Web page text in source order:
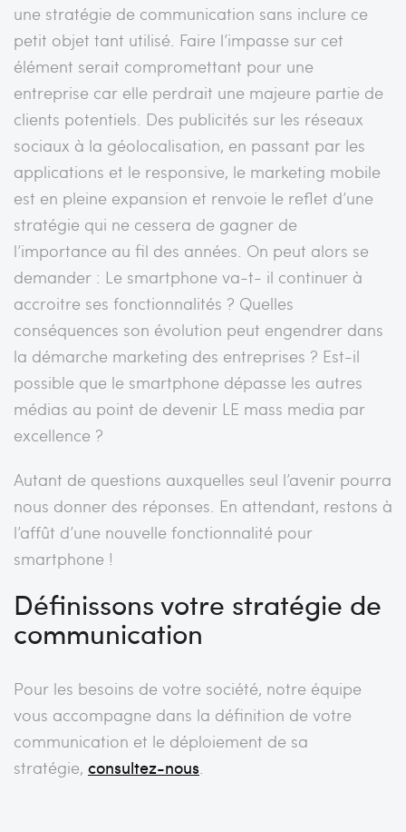
une stratégie de communication sans inclure ce
petit objet tant utilisé. Faire l’impasse sur cet
élément serait compromettant pour une
entreprise car elle perdrait une majeure partie de
clients potentiels. Des publicités sur les réseaux
sociaux à la géolocalisation, en passant par les
applications et le responsive, le marketing mobile
est en pleine expansion et renvoie le reflet d’une
stratégie qui ne cessera de gagner de
l’importance au fil des années. On peut alors se
demander : Le smartphone va-t- il continuer à
accroitre ses fonctionnalités ? Quelles
conséquences son évolution peut engendrer dans
la démarche marketing des entreprises ? Est-il
possible que le smartphone dépasse les autres
médias au point de devenir LE mass media par
excellence ?
Autant de questions auxquelles seul l’avenir pourra
nous donner des réponses. En attendant, restons à
l’affût d’une nouvelle fonctionnalité pour
smartphone !
Définissons votre stratégie de
communication
Pour les besoins de votre société, notre équipe
vous accompagne dans la définition de votre
communication et le déploiement de sa
stratégie, consultez-nous